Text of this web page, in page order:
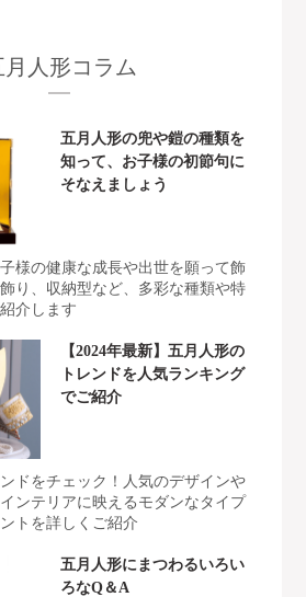
月人形コラム
五月人形の兜や鎧の種類を
知って、お子様の初節句に
そなえましょう
様の健康な成長や出世を願って飾
り、収納型など、多彩な種類や特
介します
【2024年最新】五月人形の
トレンドを人気ランキング
でご紹介
ドをチェック！人気のデザインや
ンテリアに映えるモダンなタイプ
トを詳しくご紹介
五月人形にまつわるいろい
ろなQ＆A